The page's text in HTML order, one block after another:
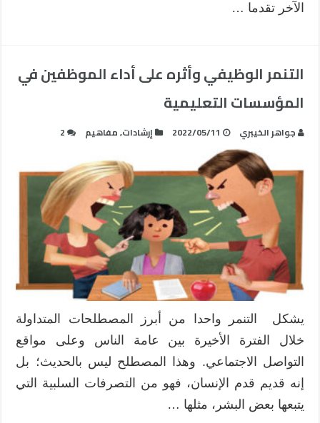
الآخر تقدما …
التنمر الوظيفي وأثره على أداء الموظفين في
المؤسسات التعليمية
جواهر الخيبري 2022/05/11 إرشادات,مفاهيم 2
يشكل التنمر واحدا من أبرز المصطلحات المتداولة
خلال الفترة الأخيرة بين عامة الناس وعلى مواقع
التواصل الاجتماعي. وهذا المصطلح ليس بالحديث؛ بل
إنه قديم قدم الإنسان، فهو من التصرفات السلبية التي
يتبعها بعض البشر، مثلها …